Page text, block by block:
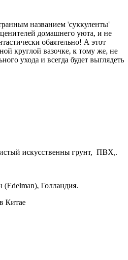
названием 'суккуленты'
домашнего уюта, и не
обаятельно! А этот
круглой вазочке, к тому же, не
ухода и всегда будет выглядеть
искусственны грунт, ПВХ,.
(Edelman), Голландия.
Китае